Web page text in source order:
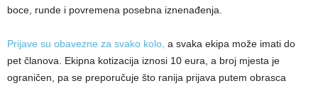
boce, runde i povremena posebna iznenađenja.
Prijave su obavezne za svako kolo, a svaka ekipa može imati do
pet članova. Ekipna kotizacija iznosi 10 eura, a broj mjesta je
ograničen, pa se preporučuje što ranija prijava putem obrasca